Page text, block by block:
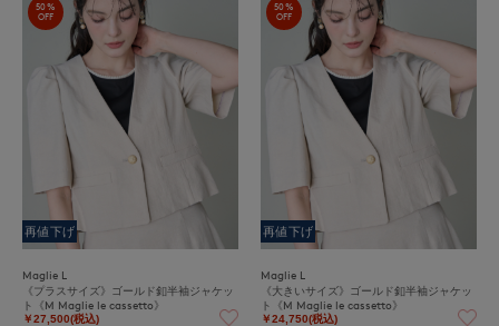
50%
OFF
再値下げ
Maglie L
《プラスサイズ》ゴールド釦半袖ジャケッ
ト《M Maglie le cassetto》
￥27,500(税込)
50%
OFF
再値下げ
Maglie L
《大きいサイズ》ゴールド釦半袖ジャケッ
ト《M Maglie le cassetto》
￥24,750(税込)